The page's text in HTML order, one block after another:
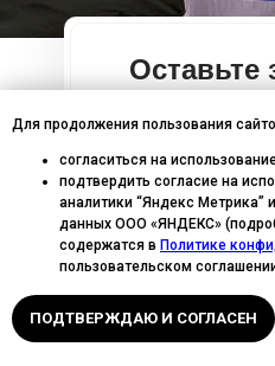
Для продолжения пользования
согласиться на
подтвердить согласие на
аналитики “Яндекс Метрика”
данных ООО «ЯНДЕКС»
содержатся в Политике
пользовательском
ПОДТВЕРЖДАЮ И СОГЛАСЕН
Оставьте
Напишите
для вас